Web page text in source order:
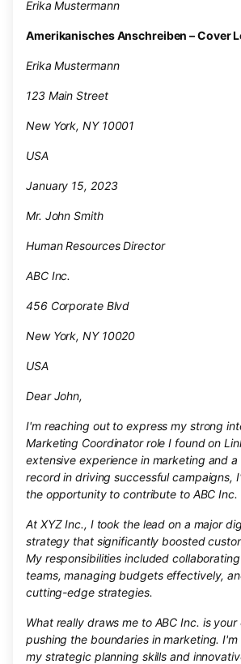
Erika Mustermann
Amerikanisches Anschreiben – Cover
Erika Mustermann
123 Main Street
New York, NY 10001
USA
January 15, 2023
Mr. John Smith
Human Resources Director
ABC Inc.
456 Corporate Blvd
New York, NY 10020
USA
Dear John,
I'm reaching out to express my strong
Marketing Coordinator role I found on
extensive experience in marketing and
record in driving successful campaigns,
the opportunity to contribute to ABC Inc.
At XYZ Inc., I took the lead on a major
strategy that significantly boosted
My responsibilities included
teams, managing budgets effectively,
cutting-edge strategies.
What really draws me to ABC Inc. is
pushing the boundaries in marketing.
my strategic planning skills and